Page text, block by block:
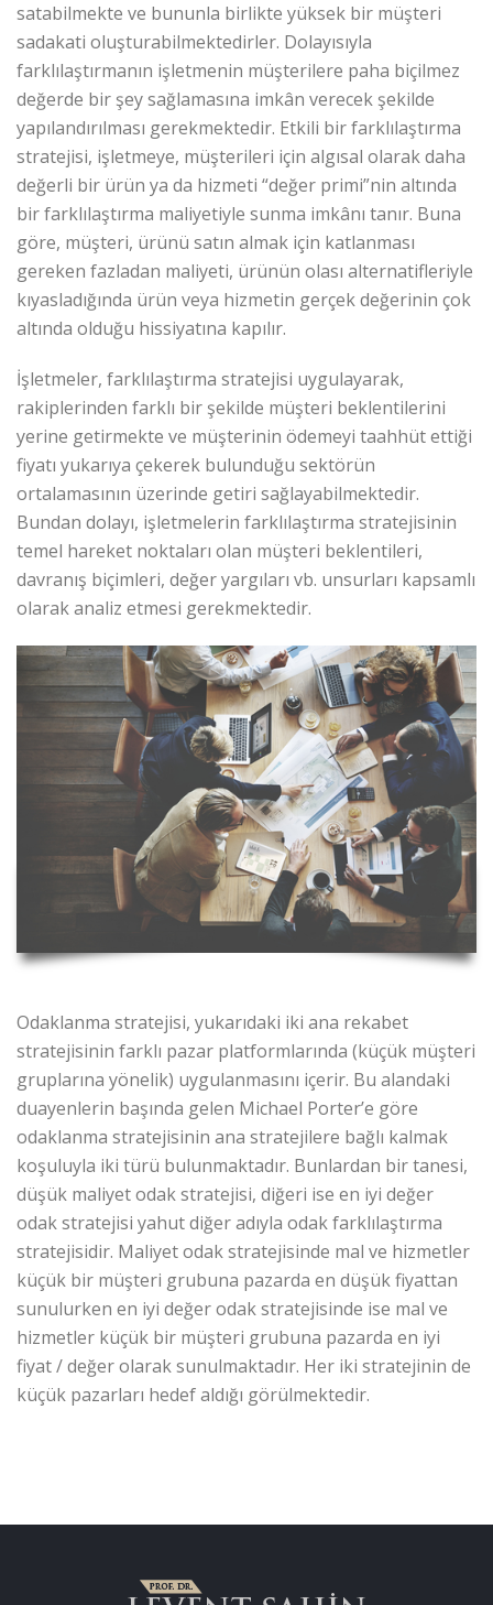
satabilmekte ve bununla birlikte yüksek bir müşteri
sadakati oluşturabilmektedirler. Dolayısıyla
farklılaştırmanın işletmenin müşterilere paha biçilmez
değerde bir şey sağlamasına imkân verecek şekilde
yapılandırılması gerekmektedir. Etkili bir farklılaştırma
stratejisi, işletmeye, müşterileri için algısal olarak daha
değerli bir ürün ya da hizmeti “değer primi”nin altında
bir farklılaştırma maliyetiyle sunma imkânı tanır. Buna
göre, müşteri, ürünü satın almak için katlanması
gereken fazladan maliyeti, ürünün olası alternatifleriyle
kıyasladığında ürün veya hizmetin gerçek değerinin çok
altında olduğu hissiyatına kapılır.
İşletmeler, farklılaştırma stratejisi uygulayarak,
rakiplerinden farklı bir şekilde müşteri beklentilerini
yerine getirmekte ve müşterinin ödemeyi taahhüt ettiği
fiyatı yukarıya çekerek bulunduğu sektörün
ortalamasının üzerinde getiri sağlayabilmektedir.
Bundan dolayı, işletmelerin farklılaştırma stratejisinin
temel hareket noktaları olan müşteri beklentileri,
davranış biçimleri, değer yargıları vb. unsurları kapsamlı
olarak analiz etmesi gerekmektedir.
Odaklanma stratejisi, yukarıdaki iki ana rekabet
stratejisinin farklı pazar platformlarında (küçük müşteri
gruplarına yönelik) uygulanmasını içerir. Bu alandaki
duayenlerin başında gelen Michael Porter’e göre
odaklanma stratejisinin ana stratejilere bağlı kalmak
koşuluyla iki türü bulunmaktadır. Bunlardan bir tanesi,
düşük maliyet odak stratejisi, diğeri ise en iyi değer
odak stratejisi yahut diğer adıyla odak farklılaştırma
stratejisidir. Maliyet odak stratejisinde mal ve hizmetler
küçük bir müşteri grubuna pazarda en düşük fiyattan
sunulurken en iyi değer odak stratejisinde ise mal ve
hizmetler küçük bir müşteri grubuna pazarda en iyi
fiyat / değer olarak sunulmaktadır. Her iki stratejinin de
küçük pazarları hedef aldığı görülmektedir.